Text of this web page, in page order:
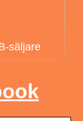
säljare